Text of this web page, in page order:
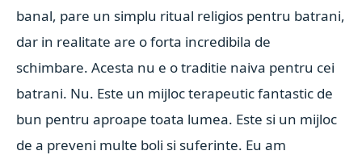
banal, pare un simplu ritual religios pentru batrani,
dar in realitate are o forta incredibila de
schimbare. Acesta nu e o traditie naiva pentru cei
batrani. Nu. Este un mijloc terapeutic fantastic de
bun pentru aproape toata lumea. Este si un mijloc
de a preveni multe boli si suferinte. Eu am